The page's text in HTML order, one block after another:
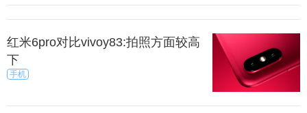
红米6pro对比vivoy83:拍照方面较高
下
手机